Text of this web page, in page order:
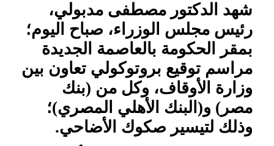
شهد الدكتور مصطفى مدبولي،
رئيس مجلس الوزراء، صباح اليوم؛
بمقر الحكومة بالعاصمة الجديدة
مراسم توقيع بروتوكولي تعاون بين
وزارة الأوقاف، وكل من (بنك
مصر) و(البنك الأهلي المصري)؛
وذلك لتيسير صكوك الأضاحي.